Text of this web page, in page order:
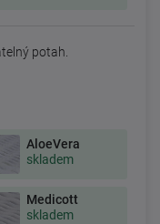
potah.
AloeVera
skladem
Medicott
skladem